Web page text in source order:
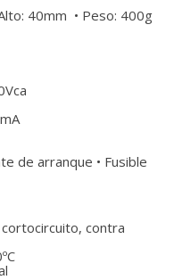
40mm • Peso: 400g
de arranque • Fusible
contra